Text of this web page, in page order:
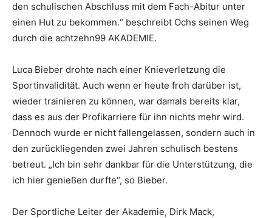
den schulischen Abschluss mit dem Fach-Abitur unter
einen Hut zu bekommen.“ beschreibt Ochs seinen Weg
durch die achtzehn99 AKADEMIE.
Luca Bieber drohte nach einer Knieverletzung die
Sportinvalidität. Auch wenn er heute froh darüber ist,
wieder trainieren zu können, war damals bereits klar,
dass es aus der Profikarriere für ihn nichts mehr wird.
Dennoch wurde er nicht fallengelassen, sondern auch in
den zurückliegenden zwei Jahren schulisch bestens
betreut. „Ich bin sehr dankbar für die Unterstützung, die
ich hier genießen durfte“, so Bieber.
Der Sportliche Leiter der Akademie, Dirk Mack,